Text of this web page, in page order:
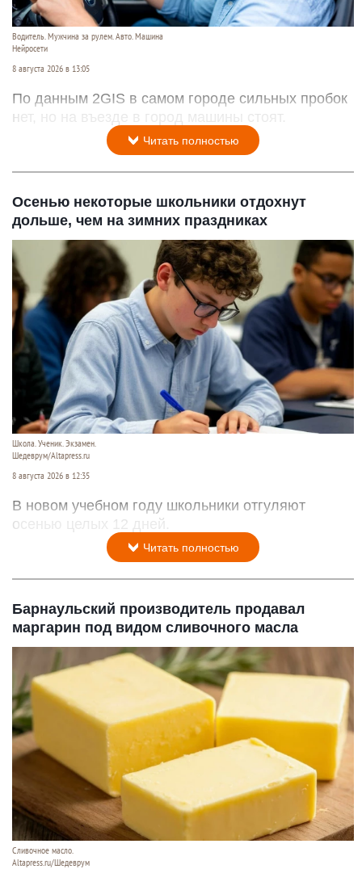
Водитель. Мужчина за рулем. Авто. Машина
Нейросети
8 августа 2026 в 13:05
По данным 2GIS в самом городе сильных пробок
нет, но на въезде в город машины стоят.
Читать полностью
Осенью некоторые школьники отдохнут
дольше, чем на зимних праздниках
Школа. Ученик. Экзамен.
Шедеврум/Altapress.ru
8 августа 2026 в 12:35
В новом учебном году школьники отгуляют
осенью целых 12 дней.
Читать полностью
Барнаульский производитель продавал
маргарин под видом сливочного масла
Сливочное масло.
Altapress.ru/Шедеврум